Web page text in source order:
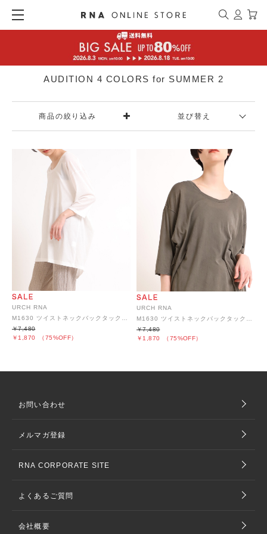
AUDITION 4 COLORS for SUMMER 2
商品の絞り込み 並び替え
URCH RNA
M1630 ツイストネックバックタックTシャツ
￥1,870 （75%OFF）
￥7,480
URCH RNA
￥1,870 （75%OFF）
￥7,480
お問い合わせ
メルマガ登録
RNA CORPORATE SITE
よくあるご質問
会社概要